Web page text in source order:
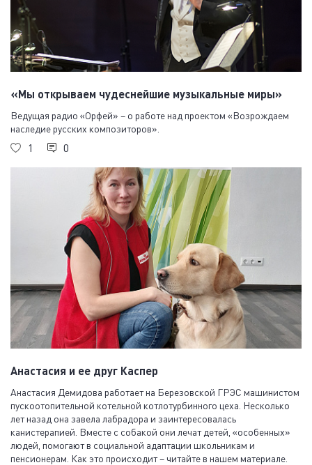
«Мы открываем чудеснейшие музыкальные миры»
Ведущая радио «Орфей» – о работе над проектом «Возрождаем
наследие русских композиторов».
1 0
Анастасия и ее друг Каспер
Анастасия Демидова работает на Березовской ГРЭС машинистом
пускоотопительной котельной котлотурбинного цеха. Несколько
лет назад она завела лабрадора и заинтересовалась
канистерапией. Вместе с собакой они лечат детей, «особенных»
людей, помогают в социальной адаптации школьникам и
пенсионерам. Как это происходит – читайте в нашем материале.